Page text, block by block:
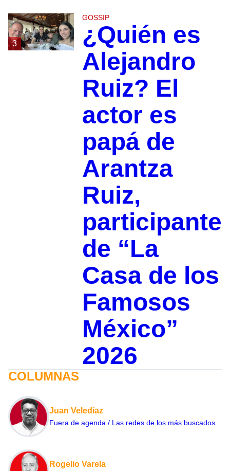
3
GOSSIP
¿Quién es
Alejandro
Ruiz? El
actor es
papá de
Arantza
Ruiz,
participante
de “La
Casa de los
Famosos
México”
2026
COLUMNAS
Juan Veledíaz
Fuera de agenda / Las redes de los más buscados
Rogelio Varela